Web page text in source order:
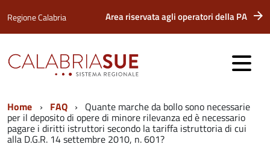
Regione Calabria Area riservata agli operatori della PA
Home FAQ Quante marche da bollo sono necessarie
per il deposito di opere di minore rilevanza ed è necessario
pagare i diritti istruttori secondo la tariffa istruttoria di cui
alla D.G.R. 14 settembre 2010, n. 601?